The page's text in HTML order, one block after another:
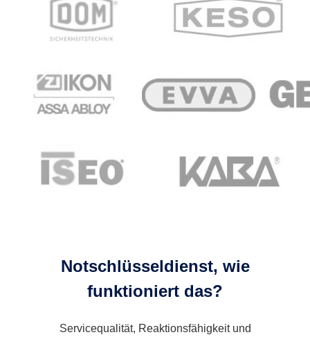
Notschlüsseldienst, wie
funktioniert das?
Servicequalität, Reaktionsfähigkeit und